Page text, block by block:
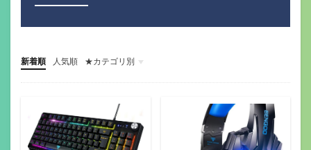
新着順 人気順
★カテゴリ別
ゲーミングデバイス
ガジェット関係
その他(ガジェットや音楽）
音楽機材
マウス
キーボード
ヘッドセット
イヤホン
ゲーミングモニター
ヘッドホン
マイク
配信機材
ゲーミングパッド
ゲーミングチェア
サラウンドアンプ
マウスパッド
Webカメラ
スマートウォッチ
美容
フィットネス
ロボット掃除機
ボードゲーム